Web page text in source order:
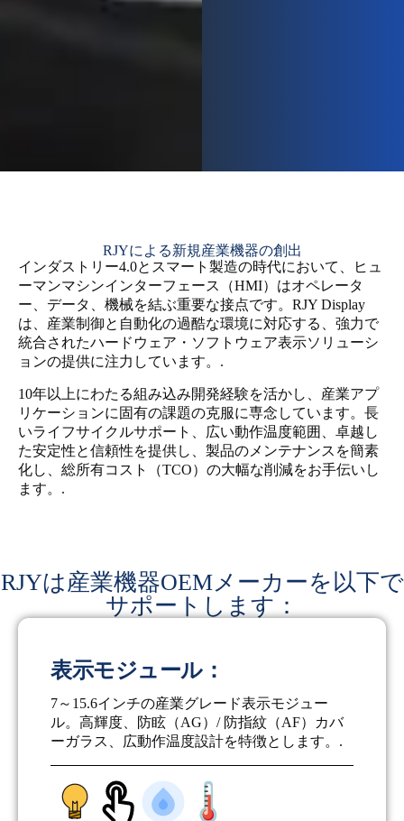
RJYによる新規産業機器の創出
インダストリー4.0とスマート製造の時代において、ヒュ
ーマンマシンインターフェース（HMI）はオペレータ
ー、データ、機械を結ぶ重要な接点です。RJY Display
は、産業制御と自動化の過酷な環境に対応する、強力で
統合されたハードウェア・ソフトウェア表示ソリューシ
ョンの提供に注力しています。.
10年以上にわたる組み込み開発経験を活かし、産業アプ
リケーションに固有の課題の克服に専念しています。長
いライフサイクルサポート、広い動作温度範囲、卓越し
た安定性と信頼性を提供し、製品のメンテナンスを簡素
化し、総所有コスト（TCO）の大幅な削減をお手伝いし
ます。.
RJYは産業機器OEMメーカーを以下で
サポートします：
表示モジュール：
7～15.6インチの産業グレード表示モジュー
ル。高輝度、防眩（AG）/ 防指紋（AF）カバ
ーガラス、広動作温度設計を特徴とします。.